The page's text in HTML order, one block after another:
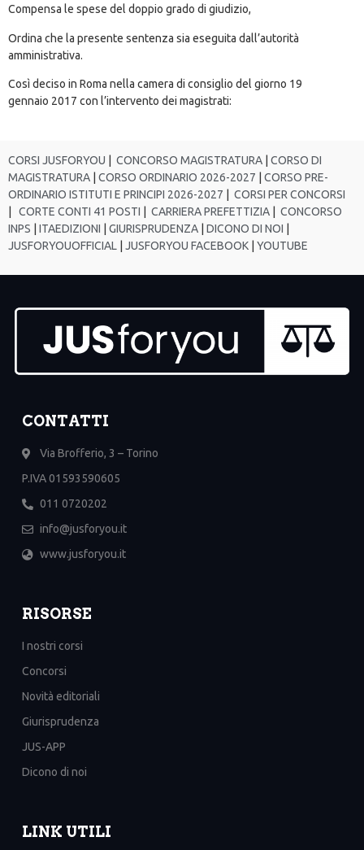
Compensa le spese del doppio grado di giudizio,
Ordina che la presente sentenza sia eseguita dall’autorità
amministrativa.
Così deciso in Roma nella camera di consiglio del giorno 19
gennaio 2017 con l’intervento dei magistrati:
CORSI JUSFORYOU CONCORSO MAGISTRATURA
CORSO DI
MAGISTRATURA
CORSO ORDINARIO 2026-2027
CORSO PRE-
ORDINARIO ISTITUTI E PRINCIPI 2026-2027
CORSI PER CONCORSI
CORTE CONTI 41 POSTI CARRIERA PREFETTIZIA
CONCORSO
INPS
ITAEDIZIONI GIURISPRUDENZA DICONO DI NOI
JUSFORYOUOFFICIAL
JUSFORYOU FACEBOOK YOUTUBE
CONTATTI
Via Brofferio, 3 – Torino
P.IVA 01593590605
011 0720202
info@jusforyou.it
www.jusforyou.it
RISORSE
I nostri corsi
Concorsi
Novità editoriali
Giurisprudenza
JUS-APP
Dicono di noi
LINK UTILI